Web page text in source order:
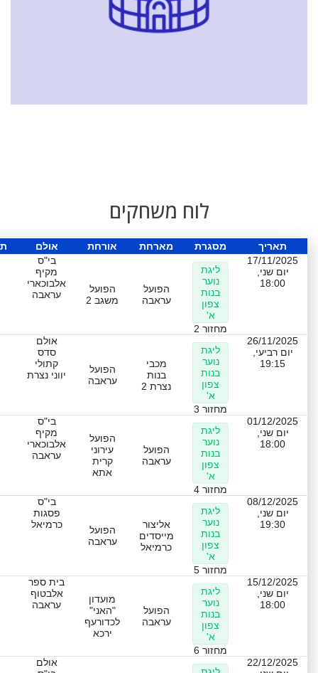
לוח משחקים
תאריך מסגרת מארחת אורחת אולם
17/11/2025
יום שני,
18:00
ליגת
נוער
בנות
צפון
א'
מחזור 2
הפועל
עראבה
הפועל
משגב 2
בי"ס
מקיף
אלבוכארי
עראבה
26/11/2025
יום רביעי,
19:15
ליגת
נוער
בנות
צפון
א'
מחזור 3
מכבי
בנות
נצרת 2
הפועל
עראבה
אולם
סדס
קתולי
יווני נצרת
01/12/2025
יום שני,
18:00
ליגת
נוער
בנות
צפון
א'
מחזור 4
הפועל
עראבה
הפועל
עירוני
קרית
אתא
בי"ס
מקיף
אלבוכארי
עראבה
08/12/2025
יום שני,
19:30
ליגת
נוער
בנות
צפון
א'
מחזור 5
אליצור
מייסדים
כרמיאל
הפועל
עראבה
בי"ס
פסגות
כרמיאל
15/12/2025
יום שני,
18:00
ליגת
נוער
בנות
צפון
א'
מחזור 6
הפועל
עראבה
מועדון
"האני"
לכדורעף
ירכא
בית ספר
אלבטוף
עראבה
22/12/2025
אולם